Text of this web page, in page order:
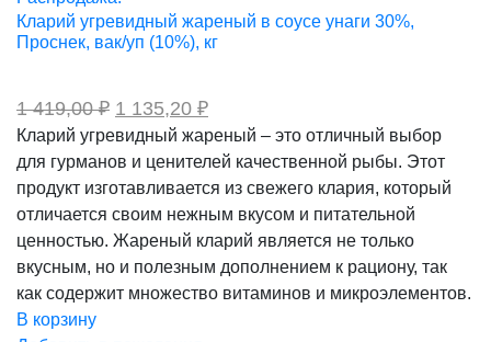
457,00 ₽.
Кларий угревидный жареный в соусе унаги 30%,
Проснек, вак/уп (10%), кг
1 419,00₽ Первоначальная
составляла
1
419,00 ₽.
1 135,20 ₽Текущая
цена:
1
135,20 ₽.
Кларий угревидный жареный – это отличный выбор
для гурманов и ценителей качественной рыбы. Этот
продукт изготавливается из свежего клария, который
отличается своим нежным вкусом и питательной
ценностью. Жареный кларий является не только
вкусным, но и полезным дополнением к рациону, так
как содержит множество витаминов и микроэлементов.
В корзину